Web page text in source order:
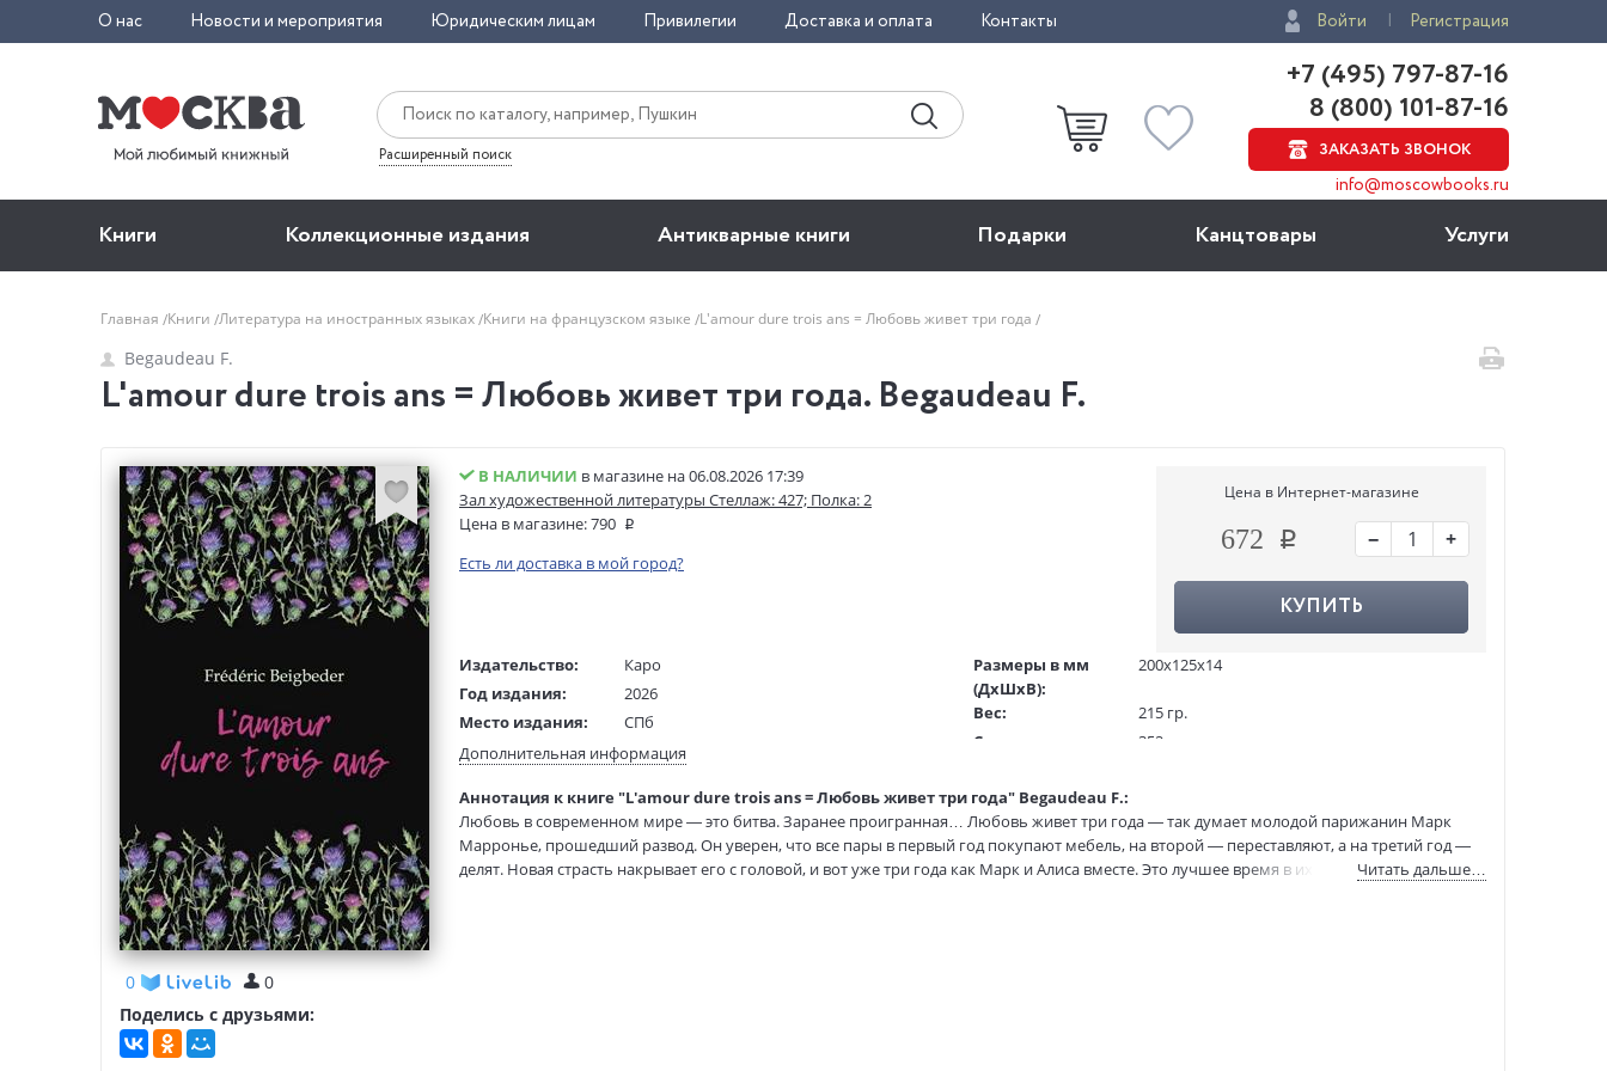
О нас Новости и мероприятия Юридическим лицам Привилегии Доставка и оплата Контакты Войти Регистрация
Расширенный поиск
+7 (495) 797-87-16
8 (800) 101-87-16
ЗАКАЗАТЬ ЗВОНОК
info@moscowbooks.ru
Книги Коллекционные издания Антикварные книги Подарки Канцтовары Услуги
Главная Книги Литература на иностранных языках Книги на французском языке L'amour dure trois ans = Любовь живет три года
Begaudeau F.
L'amour dure trois ans = Любовь живет три года. Begaudeau F.
0
0
Поделись с друзьями:
В НАЛИЧИИ в магазине на 06.08.2026 17:39
Зал художественной литературы Стеллаж: 427; Полка: 2
Цена в магазине:790
Есть ли доставка в мой город?
Цена в Интернет-магазине
672 − +
КУПИТЬ
Издательство:
Каро
Год издания:
2026
Место издания:
СПб
Возраст:
16+
Тип обложки:
Мягкая обложка
Формат:
84х108 1/32
Размеры в мм
(ДхШхВ):
200x125x14
Вес:
215 гр.
Страниц:
352
Артикул:
ISBN:
978-5-9925-2167-2
В продаже с:
23.04.2026
Дополнительная информация
Аннотация к книге "L'amour dure trois ans = Любовь живет три года" Begaudeau F.:
Любовь в современном мире — это битва. Заранее проигранная… Любовь живет три года — так думает молодой парижанин Марк
Марронье, прошедший развод. Он уверен, что все пары в первый год покупают мебель, на второй — переставляют, а на третий год —
делят. Новая страсть накрывает его с головой, и вот уже три года как Марк и Алиса вместе. Это лучшее время в их жизни, но Марк живет
Читать дальше…